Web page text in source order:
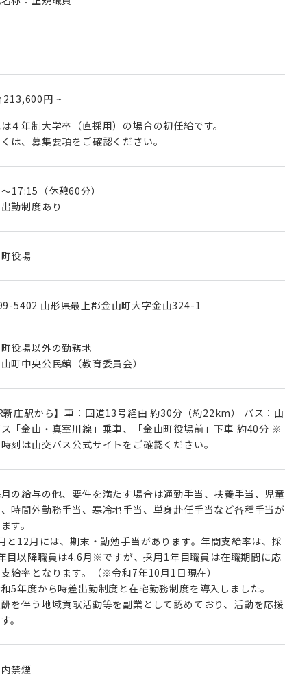
213,600円 ~
４年制大学卒（直採用）の場合の初任給です。
は、募集要項をご確認ください。
17:15（休憩60分）
勤制度あり
役場
5402 山形県最上郡金山町大字金山324-1
役場以外の勤務地
山町中央公民館（教育委員会）
新庄駅から】車：国道13号経由 約30分（約22km） バス：山
「金山・真室川線」乗車、「金山町役場前」下車 約40分 ※
刻は山交バス公式サイトをご確認ください。
月の給与の他、要件を満たす場合は通勤手当、扶養手当、児童
時間外勤務手当、寒冷地手当、単身赴任手当など各種手当が
す。
と12月には、期末・勤勉手当があります。年間支給率は、採
目以降職員は4.6月※ですが、採用1年目職員は在職期間に応
支給率となります。（※令和7年10月1日現在）
和5年度から時差出勤制度と在宅勤務制度を導入しました。
酬を伴う地域貢献活動等を副業として認めており、活動を応援
。
禁煙